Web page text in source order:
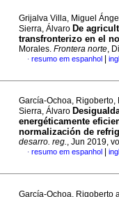
Grijalva Villa, Miguel
Sierra, Álvaro De
transfronterizo en el
Morales. Frontera norte,
· resumo em espanhol
García-Ochoa,
Sierra, Álvaro
energéticamente
normalización de
desarro. reg., Jun 2019,
· resumo em espanhol
García-Ochoa, Rigoberto